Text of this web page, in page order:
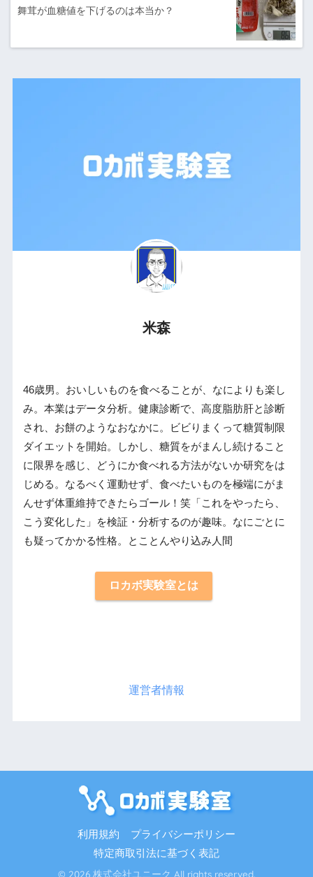
舞茸が血糖値を下げるのは本当か？
米森
46歳男。おいしいものを食べることが、なによりも楽し
み。本業はデータ分析。健康診断で、高度脂肪肝と診断
され、お餅のようなおなかに。ビビりまくって糖質制限
ダイエットを開始。しかし、糖質をがまんし続けること
に限界を感じ、どうにか食べれる方法がないか研究をは
じめる。なるべく運動せず、食べたいものを極端にがま
んせず体重維持できたらゴール！笑「これをやったら、
こう変化した」を検証・分析するのが趣味。なにごとに
も疑ってかかる性格。とことんやり込み人間
ロカボ実験室とは
運営者情報
利用規約
プライバシーポリシー
特定商取引法に基づく表記
© 2026 株式会社ユニーク All rights reserved.